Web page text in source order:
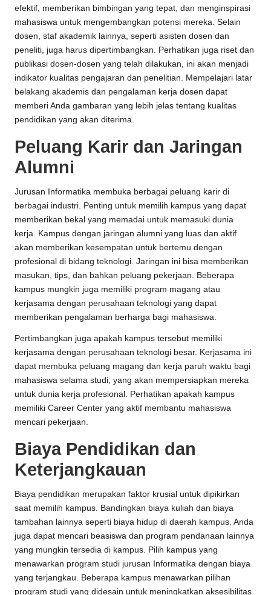
efektif, memberikan bimbingan yang tepat, dan menginspirasi
mahasiswa untuk mengembangkan potensi mereka. Selain
dosen, staf akademik lainnya, seperti asisten dosen dan
peneliti, juga harus dipertimbangkan. Perhatikan juga riset dan
publikasi dosen-dosen yang telah dilakukan, ini akan menjadi
indikator kualitas pengajaran dan penelitian. Mempelajari latar
belakang akademis dan pengalaman kerja dosen dapat
memberi Anda gambaran yang lebih jelas tentang kualitas
pendidikan yang akan diterima.
Peluang Karir dan Jaringan
Alumni
Jurusan Informatika membuka berbagai peluang karir di
berbagai industri. Penting untuk memilih kampus yang dapat
memberikan bekal yang memadai untuk memasuki dunia
kerja. Kampus dengan jaringan alumni yang luas dan aktif
akan memberikan kesempatan untuk bertemu dengan
profesional di bidang teknologi. Jaringan ini bisa memberikan
masukan, tips, dan bahkan peluang pekerjaan. Beberapa
kampus mungkin juga memiliki program magang atau
kerjasama dengan perusahaan teknologi yang dapat
memberikan pengalaman berharga bagi mahasiswa.
Pertimbangkan juga apakah kampus tersebut memiliki
kerjasama dengan perusahaan teknologi besar. Kerjasama ini
dapat membuka peluang magang dan kerja paruh waktu bagi
mahasiswa selama studi, yang akan mempersiapkan mereka
untuk dunia kerja profesional. Perhatikan apakah kampus
memiliki Career Center yang aktif membantu mahasiswa
mencari pekerjaan.
Biaya Pendidikan dan
Keterjangkauan
Biaya pendidikan merupakan faktor krusial untuk dipikirkan
saat memilih kampus. Bandingkan biaya kuliah dan biaya
tambahan lainnya seperti biaya hidup di daerah kampus. Anda
juga dapat mencari beasiswa dan program pendanaan lainnya
yang mungkin tersedia di kampus. Pilih kampus yang
menawarkan program studi jurusan Informatika dengan biaya
yang terjangkau. Beberapa kampus menawarkan pilihan
program studi yang didesain untuk meningkatkan aksesibilitas